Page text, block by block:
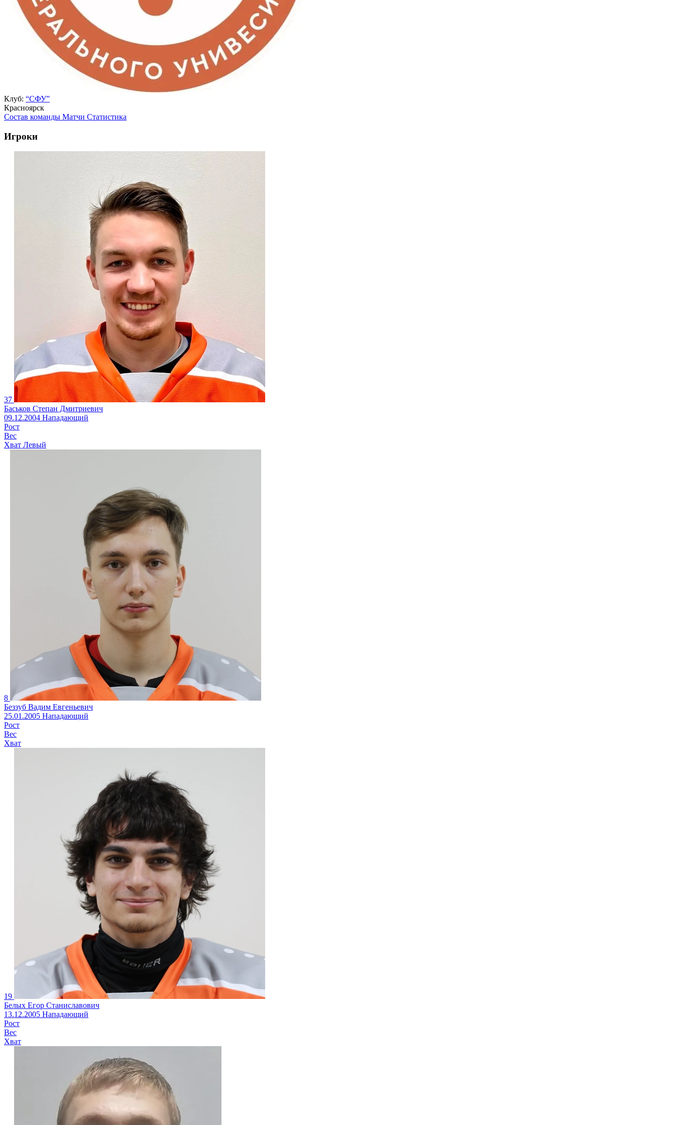
Клуб: “СФУ”
Красноярск
Состав команды Матчи Статистика
Игроки
37
Баськов Степан Дмитриевич
09.12.2004 Нападающий
Рост
Вес
Хват Левый
8
Беззуб Вадим Евгеньевич
25.01.2005 Нападающий
Рост
Вес
Хват
19
Белых Егор Станиславович
13.12.2005 Нападающий
Рост
Вес
Хват